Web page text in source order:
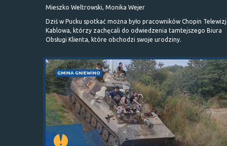
Mieszko Weltrowski, Monika Wejer
Dziś w Pucku spotkać można było pracowników Chopin
Kablowa, którzy zachęcali do odwiedzenia tamtejszego Biura
Obsługi Klienta, które obchodzi swoje urodziny.
GMINA GNIEWINO